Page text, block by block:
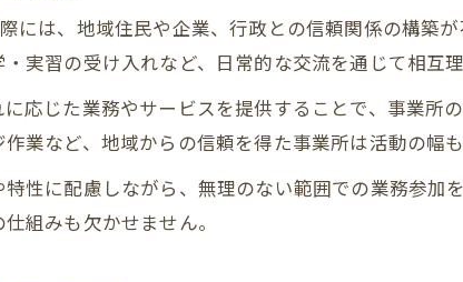
ITスキル習得で広がる就労継続支援B型の
就労継続支援B型のIT活用による工賃向上
オンライン業務が可能な就労継続支援B型
生活リズム安定に役立つ就労継続支援B型の活
生活リズムを整える就労継続支援B型の実
就労継続支援B型がもたらす日常の安定とは
には、地域住民や企業、行政との信頼関係の構築
実習の受け入れなど、日常的な交流を通じて相互
応じた業務やサービスを提供することで、事業所
業など、地域からの信頼を得た事業所は活動の幅も
性に配慮しながら、無理のない範囲での業務参加
組みも欠かせません。